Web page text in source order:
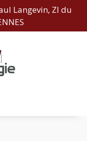
Langevin, ZI du